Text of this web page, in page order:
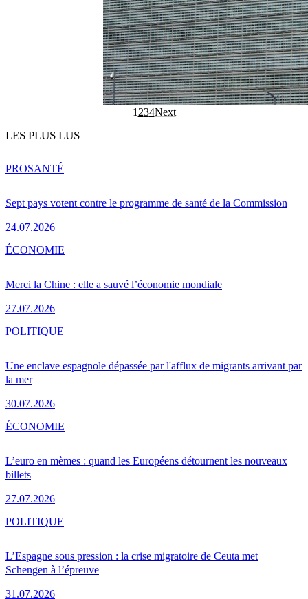
1 234Next
LES PLUS LUS
Sept pays votent contre le programme de santé de la Commission
24.07.2026
PROSANTÉ
Merci la Chine : elle a sauvé l’économie mondiale
27.07.2026
ÉCONOMIE
Une enclave espagnole dépassée par l'afflux de migrants arrivant par
la mer
30.07.2026
POLITIQUE
L’euro en mèmes : quand les Européens détournent les nouveaux
billets
27.07.2026
ÉCONOMIE
L’Espagne sous pression : la crise migratoire de Ceuta met
Schengen à l’épreuve
31.07.2026
POLITIQUE